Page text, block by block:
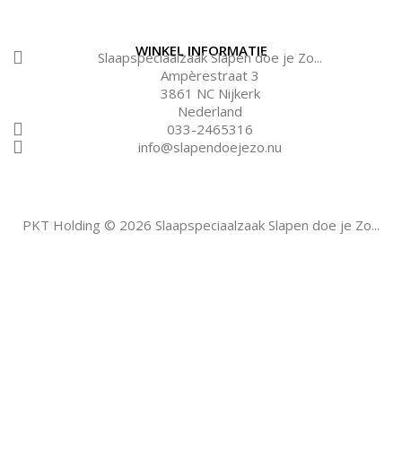
WINKEL INFORMATIE
Slaapspeciaalzaak Slapen doe je Zo...
Ampèrestraat 3
3861 NC Nijkerk
Nederland
033-2465316
info@slapendoejezo.nu
PKT Holding © 2026 Slaapspeciaalzaak Slapen doe je Zo...